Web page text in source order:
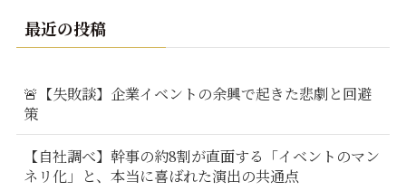
最近の投稿
🚨【失敗談】企業イベントの余興で起きた悲劇と回避
策
【自社調べ】幹事の約8割が直面する「イベントのマン
ネリ化」と、本当に喜ばれた演出の共通点